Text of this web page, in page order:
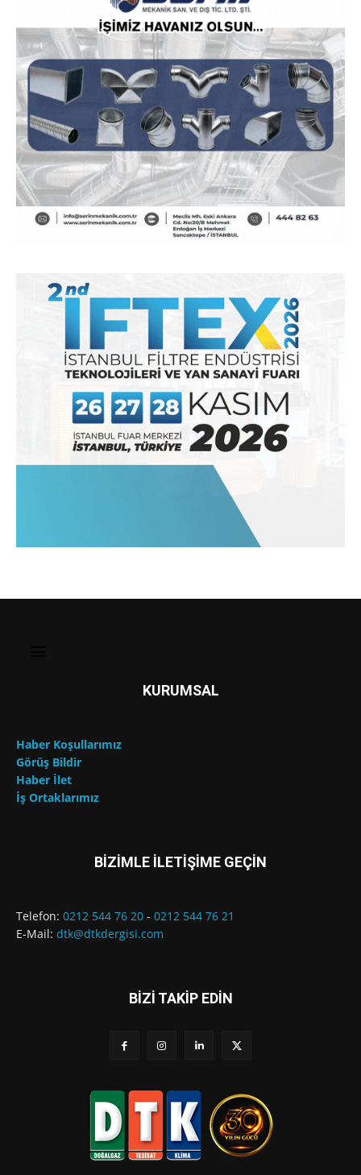
KURUMSAL
Haber Koşullarımız
Görüş Bildir
Haber İlet
İş Ortaklarımız
BİZİMLE İLETİŞİME GEÇİN
Telefon: 0212 544 76 20 - 0212 544 76 21
E-Mail: dtk@dtkdergisi.com
BİZİ TAKİP EDİN